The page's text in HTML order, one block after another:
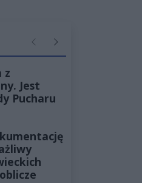
PoprzednieNastępne
z
Jest
Pucharu